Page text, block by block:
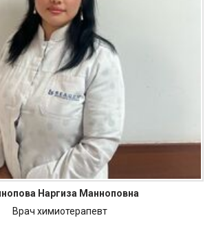
Наргиза Манноповна
Врач химиотерапевт